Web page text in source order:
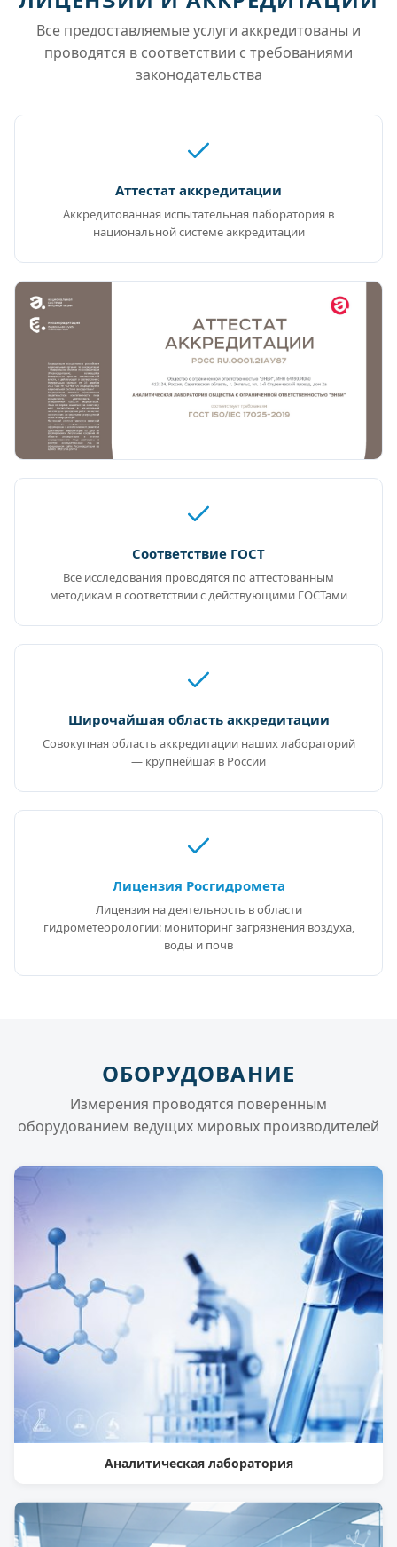
Все предоставляемые услуги аккредитованы и
проводятся в соответствии с требованиями
законодательства
Аттестат аккредитации
Аккредитованная испытательная лаборатория в
национальной системе аккредитации
Соответствие ГОСТ
Все исследования проводятся по аттестованным
методикам в соответствии с действующими ГОСТами
Широчайшая область аккредитации
Совокупная область аккредитации наших лабораторий
— крупнейшая в России
Лицензия Росгидромета
Лицензия на деятельность в области
гидрометеорологии: мониторинг загрязнения воздуха,
воды и почв
ОБОРУДОВАНИЕ
Измерения проводятся поверенным
оборудованием ведущих мировых производителей
Аналитическая лаборатория